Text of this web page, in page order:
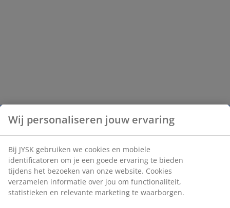
Wij personaliseren jouw ervaring
Bij JYSK gebruiken we cookies en mobiele
identificatoren om je een goede ervaring te bieden
tijdens het bezoeken van onze website. Cookies
verzamelen informatie over jou om functionaliteit,
statistieken en relevante marketing te waarborgen.